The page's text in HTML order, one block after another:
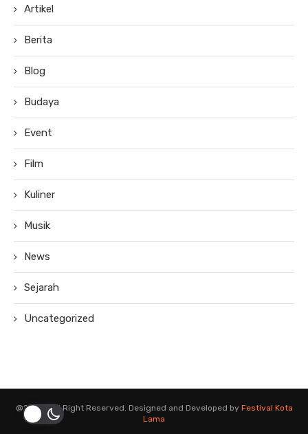
Artikel
Berita
Blog
Budaya
Event
Film
Kuliner
Musik
News
Sejarah
Uncategorized
@2019 - All Right Reserved. Designed and Developed by Festival Kota
Lama